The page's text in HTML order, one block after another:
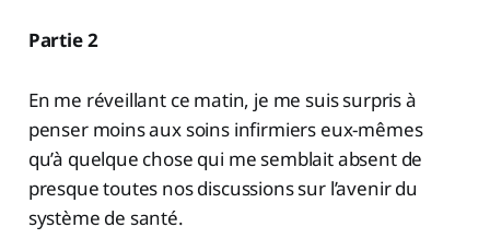
Partie 2
En me réveillant ce matin, je me suis surpris à
penser moins aux soins infirmiers eux-mêmes
qu’à quelque chose qui me semblait absent de
presque toutes nos discussions sur l’avenir du
système de santé.